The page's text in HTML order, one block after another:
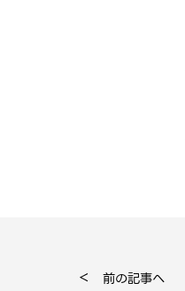
前の記事へ